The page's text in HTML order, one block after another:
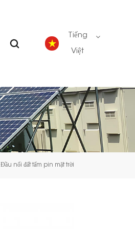
Tiếng
Việt
English
Deutsch
español
Đầu nối đất tấm pin mặt trời